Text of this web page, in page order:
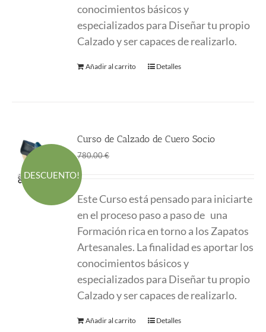
conocimientos básicos y
especializados para Diseñar tu propio
Calzado y ser capaces de realizarlo.
Añadir al carrito Detalles
DESCUENTO!
Curso de Calzado de Cuero Socio
780.00€
era:
780.00 €.
es:
1.00 €.
Este Curso está pensado para iniciarte
en el proceso paso a paso de una
Formación rica en torno a los Zapatos
Artesanales. La finalidad es aportar los
conocimientos básicos y
especializados para Diseñar tu propio
Calzado y ser capaces de realizarlo.
Añadir al carrito Detalles